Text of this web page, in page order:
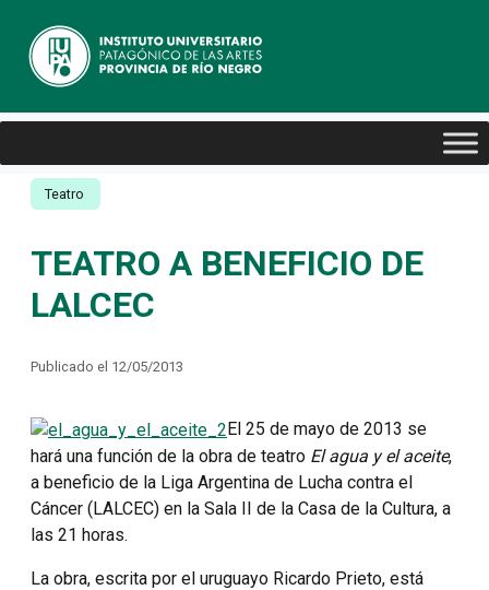
Teatro
TEATRO A BENEFICIO DE
LALCEC
Publicado el 12/05/2013
El 25 de mayo de 2013 se
hará una función de la obra de teatro El agua y el aceite,
a beneficio de la Liga Argentina de Lucha contra el
Cáncer (LALCEC) en la Sala II de la Casa de la Cultura, a
las 21 horas.
La obra, escrita por el uruguayo Ricardo Prieto, está